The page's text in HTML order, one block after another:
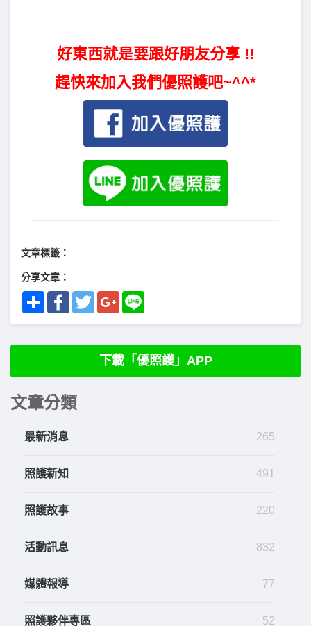
好東西就是要跟好朋友分享 !!
趕快來加入我們優照護吧~^^*
文章標籤：
分享文章：
Share FacebookTwitterGoogle+
下載「優照護」APP
文章分類
最新消息 265
照護新知 491
照護故事 220
活動訊息 832
媒體報導 77
照護夥伴專區 52